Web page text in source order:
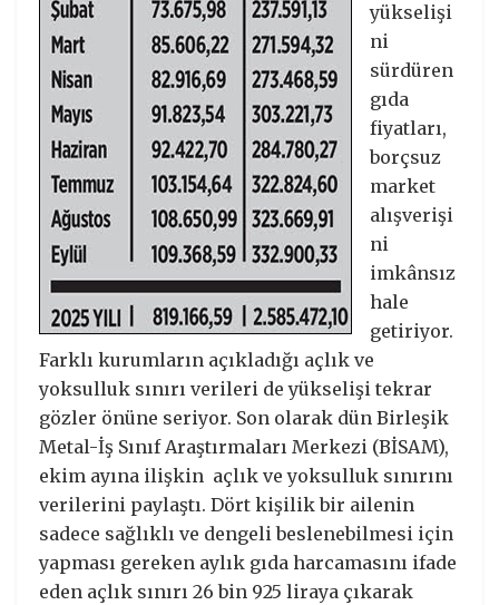
yükselişi
ni
sürdüren
gıda
fiyatları,
borçsuz
market
alışverişi
ni
imkânsız
hale
getiriyor.
Farklı kurumların açıkladığı açlık ve
yoksulluk sınırı verileri de yükselişi tekrar
gözler önüne seriyor. Son olarak dün Birleşik
Metal-İş Sınıf Araştırmaları Merkezi (BİSAM),
ekim ayına ilişkin açlık ve yoksulluk sınırını
verilerini paylaştı. Dört kişilik bir ailenin
sadece sağlıklı ve dengeli beslenebilmesi için
yapması gereken aylık gıda harcamasını ifade
eden açlık sınırı 26 bin 925 liraya çıkarak